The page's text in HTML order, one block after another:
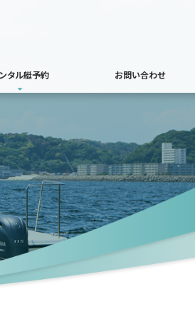
タル艇予約 お問い合わせ